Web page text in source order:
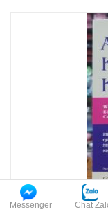
Messenger Chat